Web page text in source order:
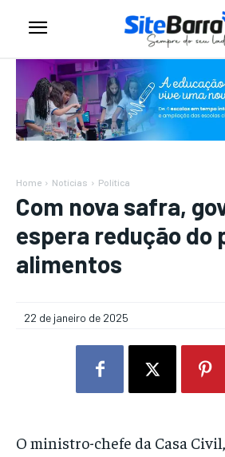
Home Notícias Política
Com nova safra,
espera redução do
alimentos
22 de janeiro de 2025
O ministro-chefe da Casa